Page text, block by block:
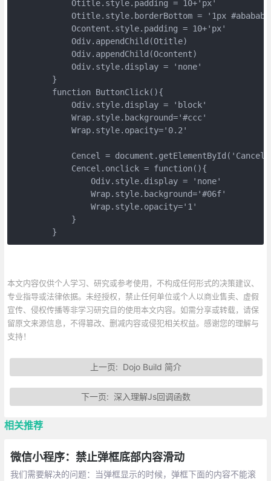
            Otitle.style.padding = 10+'px'
Otitle.style.borderBottom = '1px #ababab
            Ocontent.style.padding = 10+'px'
            Odiv.appendChild(Otitle)
            Odiv.appendChild(Ocontent)
            Odiv.style.display = 'none'
        }
        function ButtonClick(){
            Odiv.style.display = 'block'
            Wrap.style.background='#ccc'
            Wrap.style.opacity='0.2'
Cencel =
            Cencel.onclick = function(){
                Odiv.style.display = 'none'
                Wrap.style.background='#06f'
                Wrap.style.opacity='1'
            }
        }
本文内容仅供个人学习、研究或参考使用，不构成任何形式的决策建议、
专业指导或法律依据。未经授权，禁止任何单位或个人以商业售卖、虚假
宣传、侵权传播等非学习研究目的使用本文内容。如需分享或转载，请保
留原文来源信息，不得篡改、删减内容或侵犯相关权益。感谢您的理解与
支持！
上一页: Dojo Build 简介
下一页:深入理解Js回调函数
相关推荐
微信小程序：禁止弹框底部内容滑动
我们需要解决的问题：当弹框显示的时候，弹框下面的内容不能滚